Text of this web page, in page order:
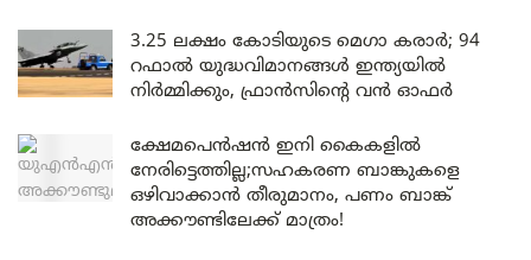
3.25 ലക്ഷം കോടിയുടെ മെഗാ കരാർ; 94
റഫാൽ യുദ്ധവിമാനങ്ങൾ ഇന്ത്യയിൽ
നിർമ്മിക്കും, ഫ്രാൻസിന്റെ വൻ ഓഫർ
ക്ഷേമപെൻഷൻ ഇനി കൈകളിൽ
നേരിട്ടെത്തില്ല;സഹകരണ ബാങ്കുകളെ
ഒഴിവാക്കാൻ തീരുമാനം, പണം ബാങ്ക്
അക്കൗണ്ടിലേക്ക് മാത്രം!